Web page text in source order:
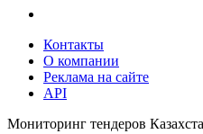
Контакты
О компании
Реклама на сайте
API
Мониторинг тендеров